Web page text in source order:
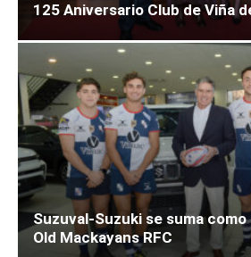
125 Aniversario Club de Viña
Suzuval-Suzuki se suma
Old Mackayans RFC